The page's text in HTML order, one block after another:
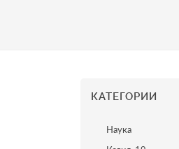
КАТЕГОРИИ
Наука